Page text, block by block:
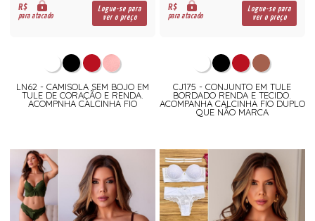
R$
para atacado
Logue-se para
ver o preço
LN62 - CAMISOLA SEM BOJO EM
TULE DE CORAÇÃO E RENDA.
ACOMPNHA CALCINHA FIO
R$
para atacado
Logue-se para
ver o preço
CJ175 - CONJUNTO EM TULE
BORDADO RENDA E TECIDO.
ACOMPANHA CALCINHA FIO DUPLO
QUE NÃO MARCA